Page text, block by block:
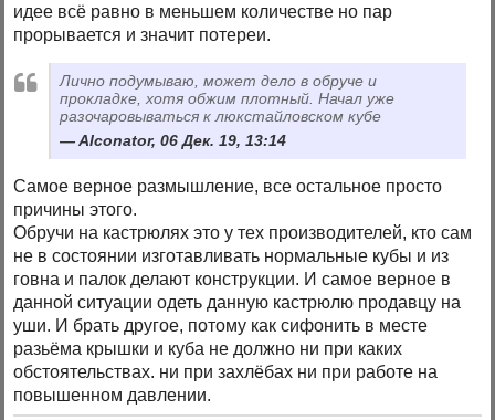
идее всё равно в меньшем количестве но пар
прорывается и значит потереи.
Лично подумываю, может дело в обруче и
прокладке, хотя обжим плотный. Начал уже
разочаровываться к люкстайловском кубе
Alconator, 06 Дек. 19, 13:14
Самое верное размышление, все остальное просто
причины этого.
Обручи на кастрюлях это у тех производителей, кто сам
не в состоянии изготавливать нормальные кубы и из
говна и палок делают конструкции. И самое верное в
данной ситуации одеть данную кастрюлю продавцу на
уши. И брать другое, потому как сифонить в месте
разьёма крышки и куба не должно ни при каких
обстоятельствах. ни при захлёбах ни при работе на
повышенном давлении.